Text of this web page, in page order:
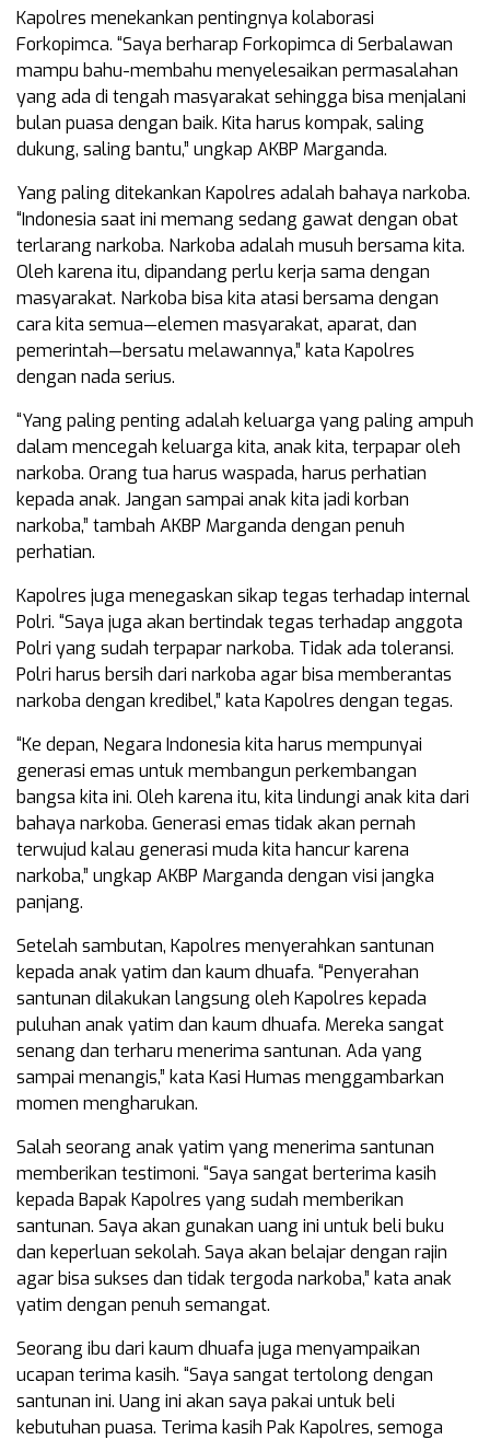
Kapolres menekankan pentingnya kolaborasi
Forkopimca. “Saya berharap Forkopimca di Serbalawan
mampu bahu-membahu menyelesaikan permasalahan
yang ada di tengah masyarakat sehingga bisa menjalani
bulan puasa dengan baik. Kita harus kompak, saling
dukung, saling bantu,” ungkap AKBP Marganda.
Yang paling ditekankan Kapolres adalah bahaya narkoba.
“Indonesia saat ini memang sedang gawat dengan obat
terlarang narkoba. Narkoba adalah musuh bersama kita.
Oleh karena itu, dipandang perlu kerja sama dengan
masyarakat. Narkoba bisa kita atasi bersama dengan
cara kita semua—elemen masyarakat, aparat, dan
pemerintah—bersatu melawannya,” kata Kapolres
dengan nada serius.
“Yang paling penting adalah keluarga yang paling ampuh
dalam mencegah keluarga kita, anak kita, terpapar oleh
narkoba. Orang tua harus waspada, harus perhatian
kepada anak. Jangan sampai anak kita jadi korban
narkoba,” tambah AKBP Marganda dengan penuh
perhatian.
Kapolres juga menegaskan sikap tegas terhadap internal
Polri. “Saya juga akan bertindak tegas terhadap anggota
Polri yang sudah terpapar narkoba. Tidak ada toleransi.
Polri harus bersih dari narkoba agar bisa memberantas
narkoba dengan kredibel,” kata Kapolres dengan tegas.
“Ke depan, Negara Indonesia kita harus mempunyai
generasi emas untuk membangun perkembangan
bangsa kita ini. Oleh karena itu, kita lindungi anak kita dari
bahaya narkoba. Generasi emas tidak akan pernah
terwujud kalau generasi muda kita hancur karena
narkoba,” ungkap AKBP Marganda dengan visi jangka
panjang.
Setelah sambutan, Kapolres menyerahkan santunan
kepada anak yatim dan kaum dhuafa. “Penyerahan
santunan dilakukan langsung oleh Kapolres kepada
puluhan anak yatim dan kaum dhuafa. Mereka sangat
senang dan terharu menerima santunan. Ada yang
sampai menangis,” kata Kasi Humas menggambarkan
momen mengharukan.
Salah seorang anak yatim yang menerima santunan
memberikan testimoni. “Saya sangat berterima kasih
kepada Bapak Kapolres yang sudah memberikan
santunan. Saya akan gunakan uang ini untuk beli buku
dan keperluan sekolah. Saya akan belajar dengan rajin
agar bisa sukses dan tidak tergoda narkoba,” kata anak
yatim dengan penuh semangat.
Seorang ibu dari kaum dhuafa juga menyampaikan
ucapan terima kasih. “Saya sangat tertolong dengan
santunan ini. Uang ini akan saya pakai untuk beli
kebutuhan puasa. Terima kasih Pak Kapolres, semoga